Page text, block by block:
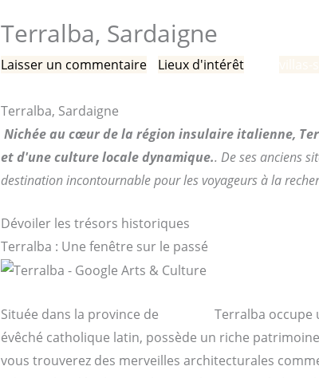
Terralba, Sardaigne
Laisser un commentaire Lieux d'intérêt/ Par
Terralba, Sardaigne
Nichée au cœur de la région insulaire italienne,
et d'une culture locale dynamique.. De ses anciens
destination incontournable pour les voyageurs à la
Dévoiler les trésors historiques
Terralba : Une fenêtre sur le passé
Située dans la province de
Terralba occupe
évêché catholique latin, possède un riche
vous trouverez des merveilles architecturales